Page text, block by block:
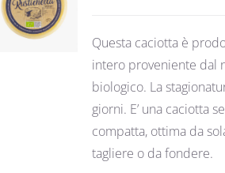
DETTAGLI
Questa caciotta è
intero proveniente dal
biologico. La
giorni. E’ una caciotta
compatta, ottima da
tagliere o da fondere.